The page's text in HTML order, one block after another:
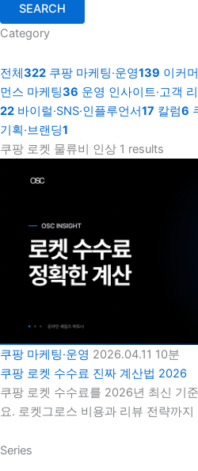
SEARCH
Category
전체322 쿠팡 마케팅·운영139 이커
먼스 마케팅36 운영 인사이트·고객
22 바이럴·SNS·인플루언서17 칼럼6
기획·브랜딩1
쿠팡 로켓 물류비 인상 1 results
쿠팡 마케팅·운영 2026.04.11 10분
쿠팡 로켓 수수료 진짜 계산법 2026
쿠팡 로켓 수수료를 2026년 최신 기
요. 로켓그로스 비용과 리뷰 전략까
Series